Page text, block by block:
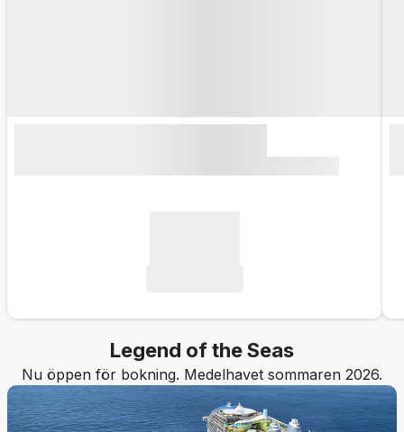
Legend of the Seas
Nu öppen för bokning. Medelhavet sommaren 2026.